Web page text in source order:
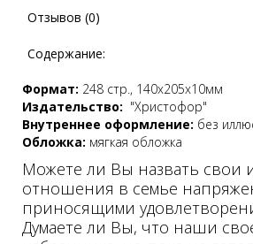
Отзывов (0)
Содержание:
Формат: 248 стр., 140х205х10мм
Издательство: "Христофор"
Внутреннее оформление: без
Обложка: мягкая обложка
Можете ли Вы назвать свои
отношения в семье
приносящими
Думаете ли Вы, что наши